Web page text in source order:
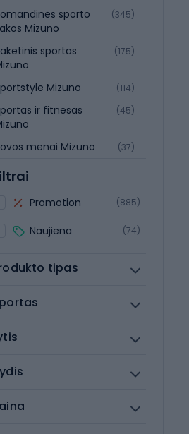
sporto
Mizuno
(345)
sportas
(175)
Mizuno (114)
ir fitnesas
(45)
menai Mizuno (37)
Promotion (885)
Naujiena (74)
tipas